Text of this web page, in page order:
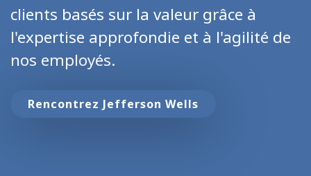
clients basés sur la valeur grâce à
l'expertise approfondie et à l'agilité de
nos employés.
Rencontrez Jefferson Wells